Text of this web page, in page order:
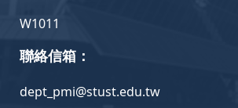
W1011
聯絡信箱：
dept_pmi@stust.edu.tw